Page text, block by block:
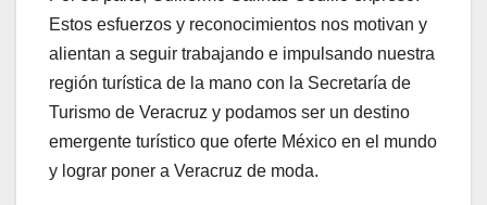
Estos esfuerzos y reconocimientos nos motivan y
alientan a seguir trabajando e impulsando nuestra
región turística de la mano con la Secretaría de
Turismo de Veracruz y podamos ser un destino
emergente turístico que oferte México en el mundo
y lograr poner a Veracruz de moda.